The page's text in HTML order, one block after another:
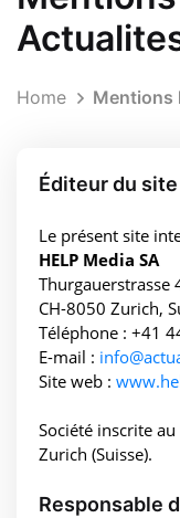
Home Mentions
Éditeur du site
Le présent site
HELP Media SA
Thurgauerstrasse
CH-8050 Zurich,
Téléphone : +41
E-mail :
Site web :
Société inscrite
Zurich (Suisse).
Responsable